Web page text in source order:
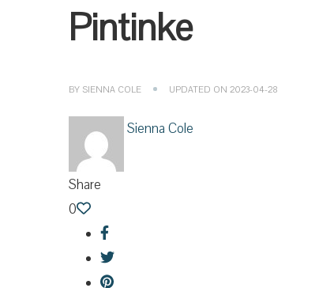
Pintinke
BY SIENNA COLE UPDATED ON 2023-04-28
Sienna Cole
Share
0